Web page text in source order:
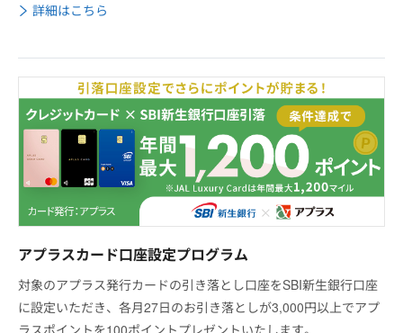
詳細はこちら
アプラスカード口座設定プログラム
対象のアプラス発行カードの引き落とし口座をSBI新生銀行口座
に設定いただき、各月27日のお引き落としが3,000円以上でアプ